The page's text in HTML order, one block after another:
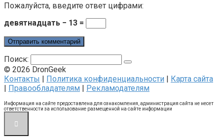
Пожалуйста, введите ответ цифрами:
девятнадцать − 13 =
Поиск:
© 2026 DronGeek
Контакты | Политика конфиденциальности | Карта сайта
| Правообладателям | Рекламодателям
Информация на сайте предоставлена для ознакомления, администрация сайта не несет
ответственности за использование размещенной на сайте информации